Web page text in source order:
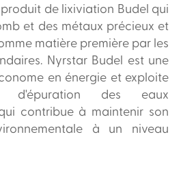
de lixiviation Budel qui
et des métaux précieux et
matière première par les
Nyrstar Budel est une
en énergie et exploite
d'épuration des eaux
contribue à maintenir son
à un niveau